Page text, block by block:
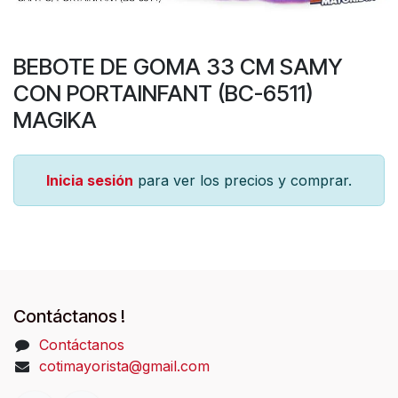
BEBOTE DE GOMA 33 CM SAMY
CON PORTAINFANT (BC-6511)
MAGIKA
Inicia sesión para ver los precios y comprar.
Contáctanos !
Contáctanos
cotimayorista@gmail.com